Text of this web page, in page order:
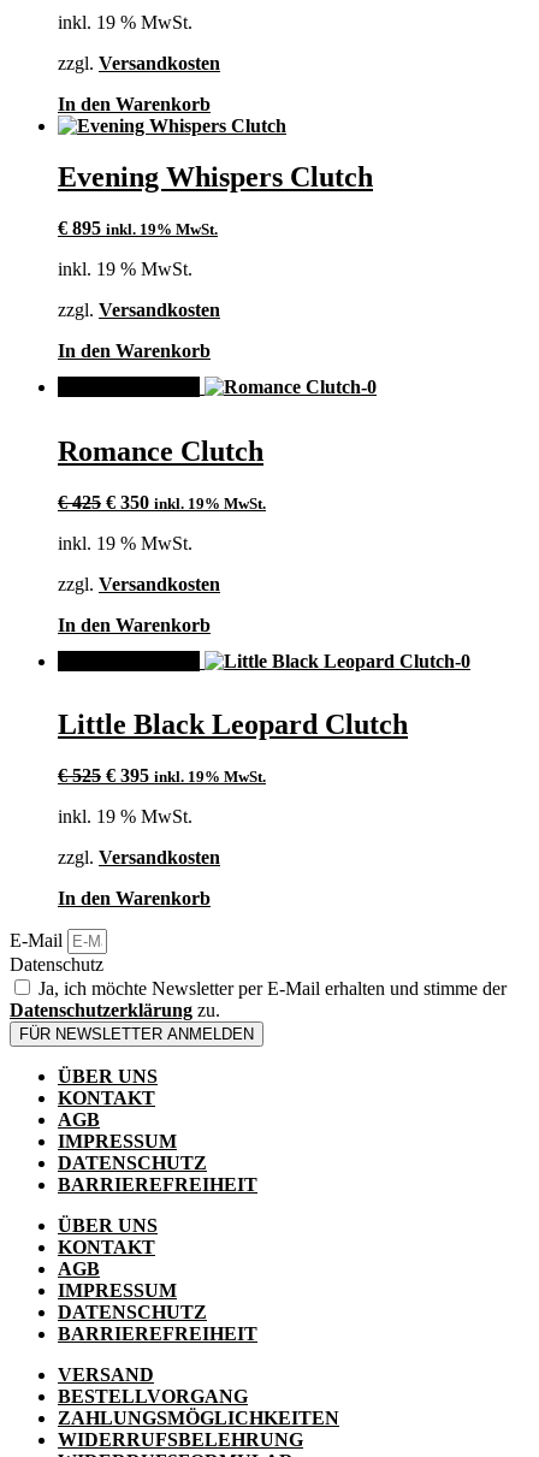
inkl. 19 % MwSt.
zzgl. Versandkosten
In den Warenkorb
Evening Whispers Clutch
€ 895 inkl. 19% MwSt.
inkl. 19 % MwSt.
zzgl. Versandkosten
In den Warenkorb
Romance Clutch
€425 Ursprünglicher
war:
€ 350Aktueller
ist:
inkl. 19% MwSt.
inkl. 19 % MwSt.
zzgl. Versandkosten
In den Warenkorb
Little Black Leopard Clutch
€525 Ursprünglicher
war:
€ 395Aktueller
ist:
inkl. 19% MwSt.
inkl. 19 % MwSt.
zzgl. Versandkosten
In den Warenkorb
E-Mail
Datenschutz
Ja, ich möchte Newsletter per E-Mail erhalten und stimme der
Datenschutzerklärung zu.
FÜR NEWSLETTER ANMELDEN
ÜBER UNS
KONTAKT
AGB
IMPRESSUM
DATENSCHUTZ
BARRIEREFREIHEIT
ÜBER UNS
KONTAKT
AGB
IMPRESSUM
DATENSCHUTZ
BARRIEREFREIHEIT
VERSAND
BESTELLVORGANG
ZAHLUNGSMÖGLICHKEITEN
WIDERRUFSBELEHRUNG